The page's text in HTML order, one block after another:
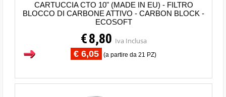
CARTUCCIA CTO 10" (MADE IN EU) - FILTRO
BLOCCO DI CARBONE ATTIVO - CARBON BLOCK -
ECOSOFT
€8,80 Iva Inclusa
€ 6,05 (a partire da 21 PZ)